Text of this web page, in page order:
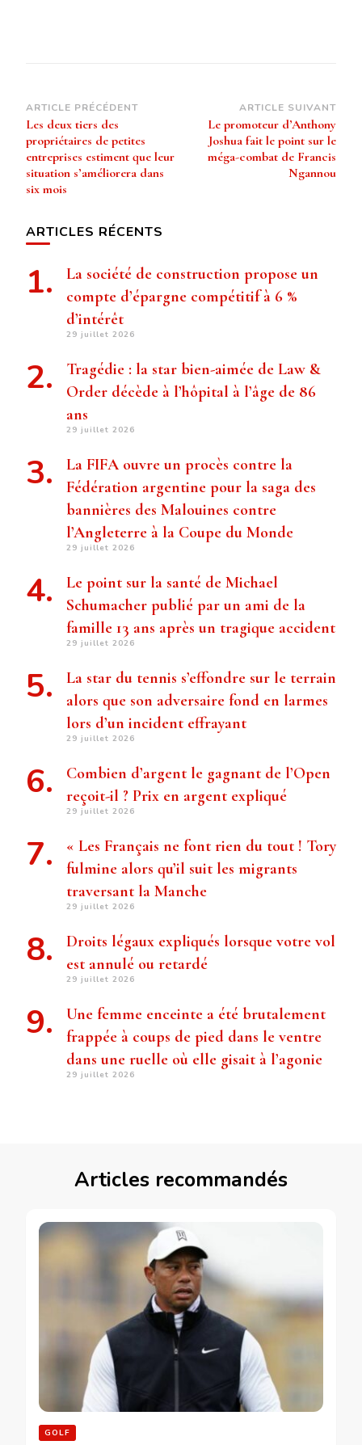
Navigation
d’article
ARTICLE PRÉCÉDENT
Les deux tiers des
propriétaires de petites
entreprises estiment que leur
situation s’améliorera dans
six mois
ARTICLE SUIVANT
Le promoteur d’Anthony
Joshua fait le point sur le
méga-combat de Francis
Ngannou
ARTICLES RÉCENTS
La société de construction propose un
compte d’épargne compétitif à 6 %
d’intérêt
29 juillet 2026
Tragédie : la star bien-aimée de Law &
Order décède à l’hôpital à l’âge de 86
ans
29 juillet 2026
La FIFA ouvre un procès contre la
Fédération argentine pour la saga des
bannières des Malouines contre
l’Angleterre à la Coupe du Monde
29 juillet 2026
Le point sur la santé de Michael
Schumacher publié par un ami de la
famille 13 ans après un tragique accident
29 juillet 2026
La star du tennis s’effondre sur le terrain
alors que son adversaire fond en larmes
lors d’un incident effrayant
29 juillet 2026
Combien d’argent le gagnant de l’Open
reçoit-il ? Prix ​​en argent expliqué
29 juillet 2026
« Les Français ne font rien du tout ! Tory
fulmine alors qu’il suit les migrants
traversant la Manche
29 juillet 2026
Droits légaux expliqués lorsque votre vol
est annulé ou retardé
29 juillet 2026
Une femme enceinte a été brutalement
frappée à coups de pied dans le ventre
dans une ruelle où elle gisait à l’agonie
29 juillet 2026
Articles recommandés
GOLF